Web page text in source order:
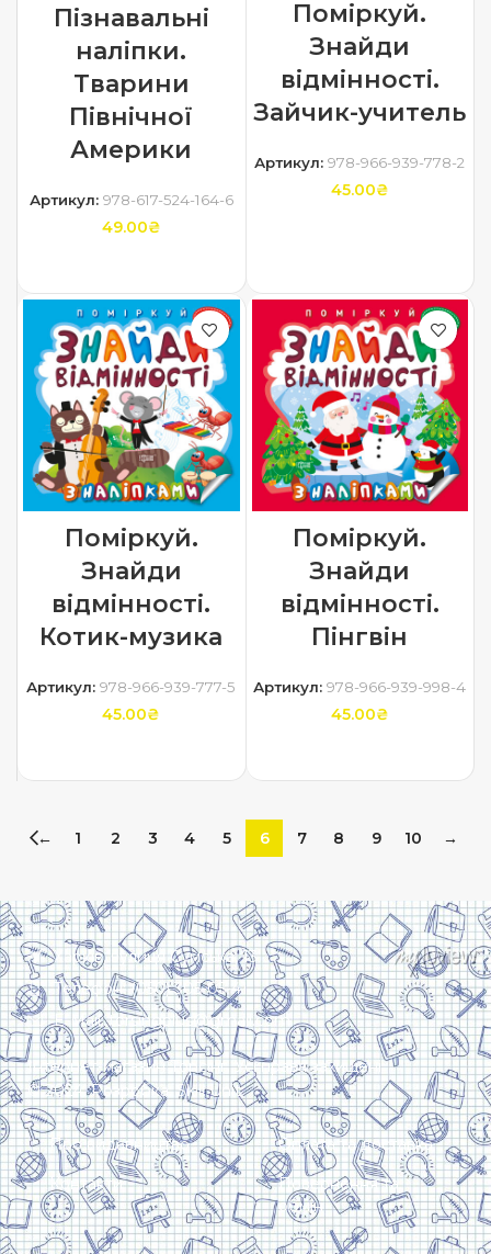
Пізнавальні
наліпки.
Тварини
Північної
Америки
Артикул: 978-617-524-164-6
49.00₴
Поміркуй.
Знайди
відмінності.
Зайчик-учитель
Артикул:978-966-939-778-2
45.00₴
Поміркуй.
Знайди
відмінності.
Котик-музика
Артикул:978-966-939-777-5
45.00₴
Поміркуй.
Знайди
відмінності.
Пінгвін
Артикул:978-966-939-998-4
45.00₴
← 1 2 3 4 5 6 7 8 9 10 →
Харків, вулиця Сумська, 13
Телефон: (050) 305-05-41
E-Mail: torsingplus@gmail.com
Інтернет-магазин Торсінг. Усі права захищені
© 2024. Розробка:Skill Unit
Про видавництво
Контакти
Оплата та доставка
Повернення та
обмін